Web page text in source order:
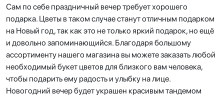
Сам по себе праздничный вечер требует хорошего
подарка. Цветы в таком случае станут отличным подарком
на Новый год, так как это не только яркий подарок, но ещё
и довольно запоминающийся. Благодаря большому
ассортименту нашего магазина вы можете заказать любой
необходимый букет цветов для близкого вам человека,
чтобы подарить ему радость и улыбку на лице.
Новогодний вечер будет украшен красивым тандемом